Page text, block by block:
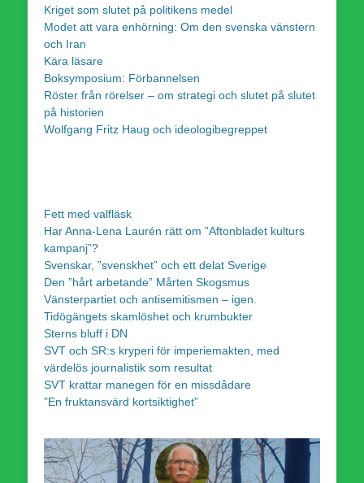
Kriget som slutet på politikens medel
Modet att vara enhörning: Om den svenska vänstern
och Iran
Kära läsare
Boksymposium: Förbannelsen
Röster från rörelser – om strategi och slutet på slutet
på historien
Wolfgang Fritz Haug och ideologibegreppet
Fett med valfläsk
Har Anna-Lena Laurén rätt om ”Aftonbladet kulturs
kampanj”?
Svenskar, ”svenskhet” och ett delat Sverige
Den ”hårt arbetande” Mårten Skogsmus
Vänsterpartiet och antisemitismen – igen.
Tidögängets skamlöshet och krumbukter
Sterns bluff i DN
SVT och SR:s kryperi för imperiemakten, med
värdelös journalistik som resultat
SVT krattar manegen för en missdådare
”En fruktansvärd kortsiktighet”